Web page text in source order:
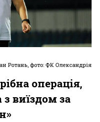
Ротань, фото: ФК Олександрія
операція,
виїздом за